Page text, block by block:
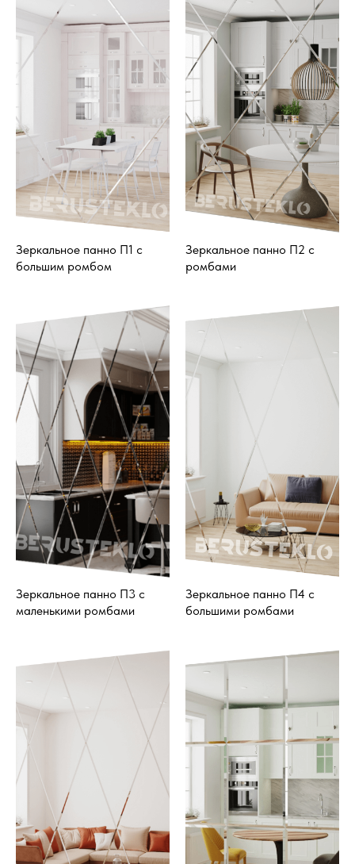
Зеркальное панно П1 с
большим ромбом
Зеркальное панно П2 с
ромбами
Зеркальное панно П3 с
маленькими ромбами
Зеркальное панно П4 с
большими ромбами